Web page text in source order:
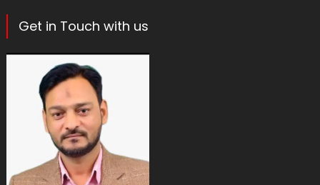
Get in Touch with us